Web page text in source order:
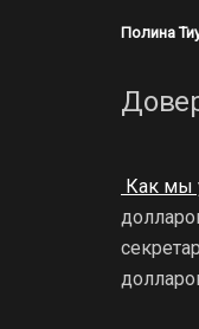
Полина
Как мы